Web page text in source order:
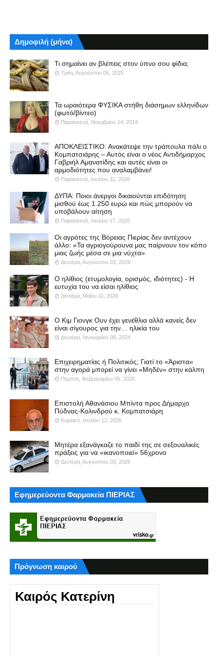
Δημοφιλή (μήνα)
Τι σημαίνει αν βλέπεις στον ύπνο σου φίδια;
Τρίτη, Αυγούστου 05, 2025
Τα ωραιότερα ΦΥΣΙΚΑ στήθη διάσημων ελληνίδων
(φωτό/βίντεο)
Παρασκευή, Νοεμβρίου 14, 2014
ΑΠΟΚΛΕΙΣΤΙΚΟ: Ανακάτεψε την τράπουλα πάλι ο
Κομπατσιάρης – Αυτός είναι ο νέος Αντιδήμαρχος
Γαβριήλ Αμανατίδης και αυτές είναι οι
αρμοδιότητες που αναλαμβάνει!
Παρασκευή, Ιουλίου 31, 2026
ΔΥΠΑ: Ποιοι άνεργοι δικαιούνται επιδότηση
μισθού έως 1.250 ευρώ και πώς μπορούν να
υποβάλουν αίτηση
Παρασκευή, Ιουλίου 17, 2026
Οι αγρότες της Βόρειας Πιερίας δεν αντέχουν
άλλο: «Τα αγριογούρουνα μας παίρνουν τον κόπο
μιας ζωής μέσα σε μια νύχτα»
Δευτέρα, Αυγούστου 03, 2026
Ο ηλίθιος (ετυμολογία, ορισμός, ιδιότητες) - Η
ευτυχία του να είσαι ηλίθιος
Δευτέρα, Μαΐου 11, 2026
Ο Κιμ Γιονγκ Ουν έχει γενέθλια αλλά κανείς δεν
είναι σίγουρος για την… ηλικία του
Δευτέρα, Ιανουαρίου 08, 2024
Επιχειρηματίας ή Πολιτικός; Γιατί το «Άριστα»
στην αγορά μπορεί να γίνει «Μηδέν» στην κάλπη
Πέμπτη, Φεβρουαρίου 05, 2026
Επιστολή Αθανάσιου Μπίντα προς Δήμαρχο
Πύδνας-Κολινδρού κ. Κομπατσιάρη
Κυριακή, Ιουλίου 12, 2026
Μητέρα εξανάγκαζε το παιδί της σε σεξουαλικές
πράξεις για να «ικανοποιεί» 56χρονο
Δευτέρα, Αυγούστου 03, 2026
Εφημερεύοντα Φαρμακεία ΠΙΕΡΙΑΣ
Πρόγνωση καιρού
Καιρός Κατερίνη